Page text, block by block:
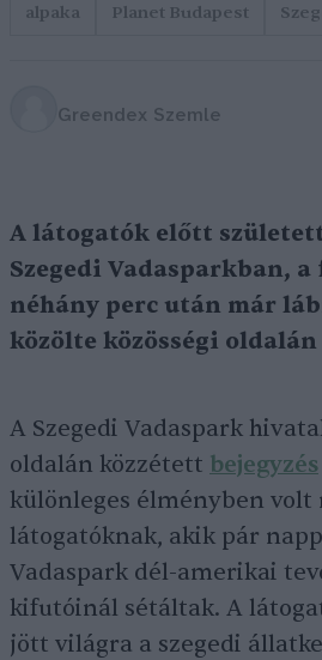
alpaka Planet Budapest
Greendex Szemle
A látogatók előtt
Szegedi Vadasparkban,
néhány perc után már
közölte közösségi
A Szegedi Vadaspark
oldalán közzétett bejegyzés
különleges élményben volt
látogatóknak, akik pár
Vadaspark dél-amerikai
kifutóinál sétáltak. A
jött világra a szegedi